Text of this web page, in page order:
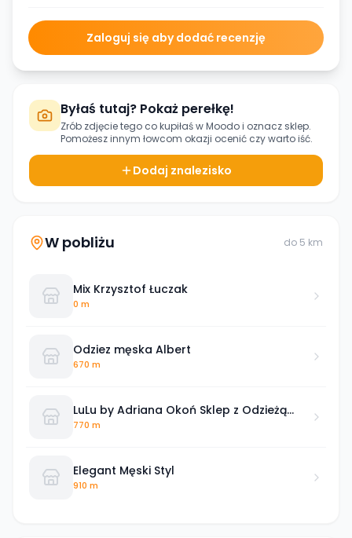
Zaloguj się aby dodać recenzję
Byłaś tutaj? Pokaż perełkę!
Zrób zdjęcie tego co kupiłaś wMoodoi oznacz sklep.
Pomożesz innym łowcom okazji ocenić czy warto iść.
Dodaj znalezisko
W pobliżu do 5 km
Mix Krzysztof Łuczak
0 m
Odziez męska Albert
670 m
LuLu by Adriana Okoń Sklep z Odzieżą
Damską marki osobistej
770 m
Elegant Męski Styl
910 m